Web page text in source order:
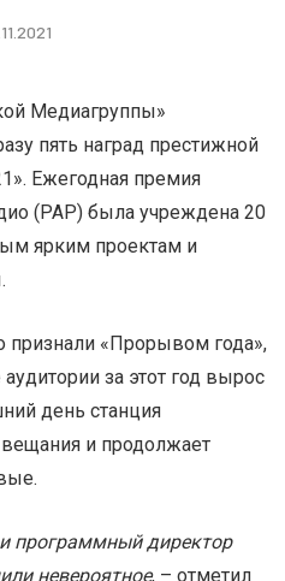
Медиагруппы»
пять наград престижной
Ежегодная премия
(РАР) была учреждена 20
ярким проектам и
признали «Прорывом года»,
за этот год вырос
день станция
и продолжает
программный директор
невероятное, – отметил